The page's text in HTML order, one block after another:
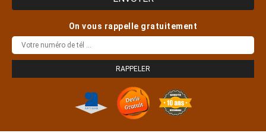
On vous rappelle gratuitement